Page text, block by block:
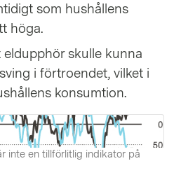
som hushållens
höga.
skulle kunna
i förtroendet, vilket i
konsumtion.
inte en tillförlitlig indikator på